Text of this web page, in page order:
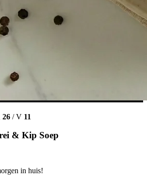
26 / V 11
& Kip Soep
in huis!